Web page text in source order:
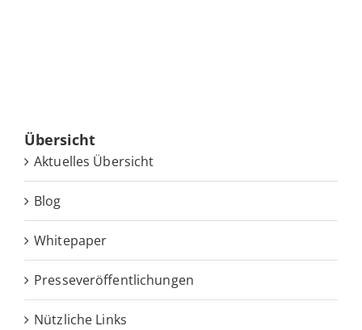
Über­sicht
Ak­tu­el­les Übersicht
Blog
White­pa­per
Pres­se­ver­öf­fent­li­chun­gen
Nütz­li­che Links